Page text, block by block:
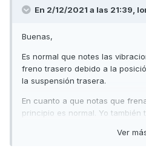
En 2/12/2021 a las 21:39,
Buenas,
Es normal que notes las
freno trasero debido a la
la suspensión trasera.
En cuanto a que notas que
principio es normal. Yo
trasero) a pesar de que aún
Ver